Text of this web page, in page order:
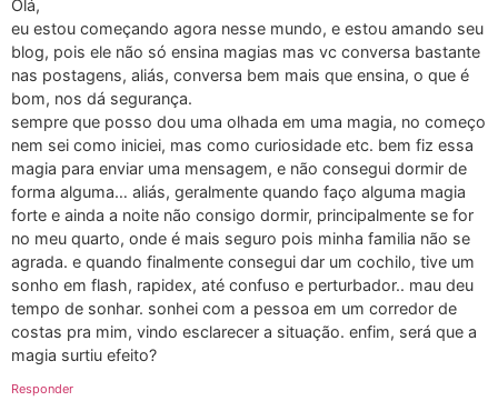
Olá,
eu estou começando agora nesse mundo, e estou amando seu
blog, pois ele não só ensina magias mas vc conversa bastante
nas postagens, aliás, conversa bem mais que ensina, o que é
bom, nos dá segurança.
sempre que posso dou uma olhada em uma magia, no começo
nem sei como iniciei, mas como curiosidade etc. bem fiz essa
magia para enviar uma mensagem, e não consegui dormir de
forma alguma… aliás, geralmente quando faço alguma magia
forte e ainda a noite não consigo dormir, principalmente se for
no meu quarto, onde é mais seguro pois minha familia não se
agrada. e quando finalmente consegui dar um cochilo, tive um
sonho em flash, rapidex, até confuso e perturbador.. mau deu
tempo de sonhar. sonhei com a pessoa em um corredor de
costas pra mim, vindo esclarecer a situação. enfim, será que a
magia surtiu efeito?
Responder